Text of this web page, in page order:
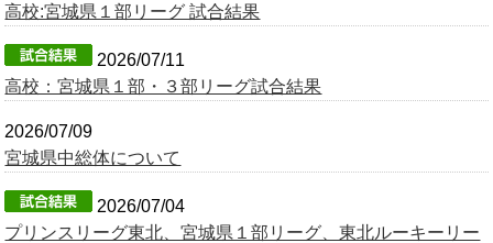
高校:宮城県１部リーグ 試合結果
2026/07/11
高校：宮城県１部・３部リーグ試合結果
2026/07/09
宮城県中総体について
2026/07/04
プリンスリーグ東北、宮城県１部リーグ、東北ルーキーリー